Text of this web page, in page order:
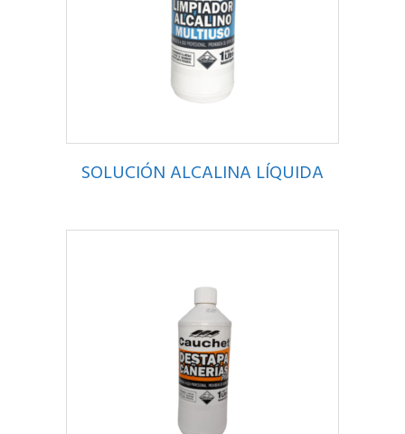
SOLUCIÓN ALCALINA LÍQUIDA